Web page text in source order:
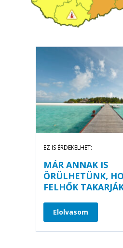
EZ IS ÉRDEKELHET:
MÁR ANNAK IS
ÖRÜLHETÜNK,
FELHŐK
Elolvasom